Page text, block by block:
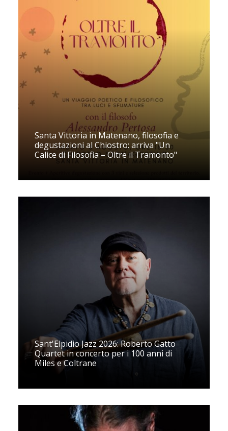
Santa Vittoria in Matenano, filosofia e
degustazioni al Chiostro: arriva "Un
Calice di Filosofia – Oltre il Tramonto"
Sant'Elpidio Jazz 2026: Roberto Gatto
Quartet in concerto per i 100 anni di
Miles e Coltrane